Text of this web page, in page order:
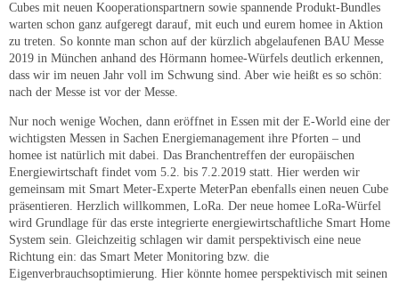
Cubes mit neuen Kooperationspartnern sowie spannende Produkt-Bundles
warten schon ganz aufgeregt darauf, mit euch und eurem homee in Aktion
zu treten. So konnte man schon auf der kürzlich abgelaufenen BAU Messe
2019 in München anhand des Hörmann homee-Würfels deutlich erkennen,
dass wir im neuen Jahr voll im Schwung sind. Aber wie heißt es so schön:
nach der Messe ist vor der Messe.
Nur noch wenige Wochen, dann eröffnet in Essen mit der E-World eine der
wichtigsten Messen in Sachen Energiemanagement ihre Pforten – und
homee ist natürlich mit dabei. Das Branchentreffen der europäischen
Energiewirtschaft findet vom 5.2. bis 7.2.2019 statt. Hier werden wir
gemeinsam mit Smart Meter-Experte MeterPan ebenfalls einen neuen Cube
präsentieren. Herzlich willkommen, LoRa. Der neue homee LoRa-Würfel
wird Grundlage für das erste integrierte energiewirtschaftliche Smart Home
System sein. Gleichzeitig schlagen wir damit perspektivisch eine neue
Richtung ein: das Smart Meter Monitoring bzw. die
Eigenverbrauchsoptimierung. Hier könnte homee perspektivisch mit seinen